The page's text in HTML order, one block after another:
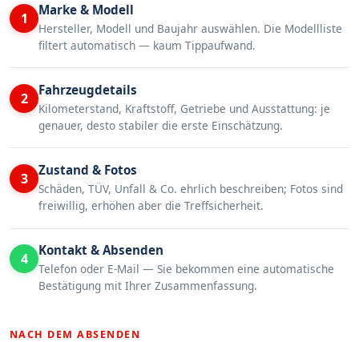
1 Marke & Modell
Hersteller, Modell und Baujahr auswählen. Die Modellliste
filtert automatisch — kaum Tippaufwand.
2 Fahrzeugdetails
Kilometerstand, Kraftstoff, Getriebe und Ausstattung: je
genauer, desto stabiler die erste Einschätzung.
3 Zustand & Fotos
Schäden, TÜV, Unfall & Co. ehrlich beschreiben; Fotos sind
freiwillig, erhöhen aber die Treffsicherheit.
4 Kontakt & Absenden
Telefon oder E-Mail — Sie bekommen eine automatische
Bestätigung mit Ihrer Zusammenfassung.
NACH DEM ABSENDEN